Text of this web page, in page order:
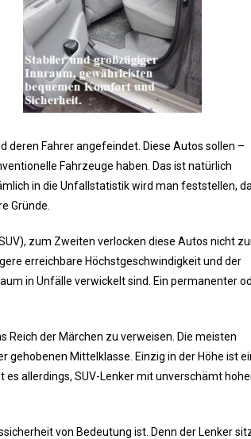
deren Fahrer angefeindet. Diese Autos sollen –
Fahrzeuge haben. Das ist natürlich
in die Unfallstatistik wird man feststellen,
Gründe.
zum Zweiten verlocken diese Autos nicht
erreichbare Höchstgeschwindigkeit und der
in Unfälle verwickelt sind. Ein permanenter
Reich der Märchen zu verweisen. Die meisten
gehobenen Mittelklasse. Einzig in der Höhe ist
allerdings, SUV-Lenker mit unverschämt
von Bedeutung ist. Denn der Lenker